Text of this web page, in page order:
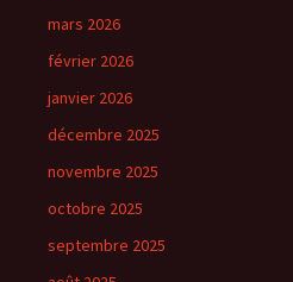
mars 2026
février 2026
janvier 2026
décembre 2025
novembre 2025
octobre 2025
septembre 2025